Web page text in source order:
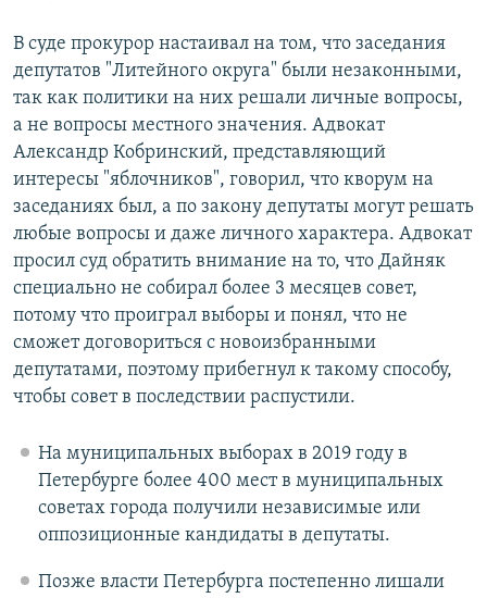
В суде прокурор настаивал на том, что заседания
депутатов "Литейного округа" были незаконными,
так как политики на них решали личные вопросы,
а не вопросы местного значения. Адвокат
Александр Кобринский, представляющий
интересы "яблочников", говорил, что кворум на
заседаниях был, а по закону депутаты могут решать
любые вопросы и даже личного характера. Адвокат
просил суд обратить внимание на то, что Дайняк
специально не собирал более 3 месяцев совет,
потому что проиграл выборы и понял, что не
сможет договориться с новоизбранными
депутатами, поэтому прибегнул к такому способу,
чтобы совет в последствии распустили.
На муниципальных выборах в 2019 году в
Петербурге более 400 мест в муниципальных
советах города получили независимые или
оппозиционные кандидаты в депутаты.
Позже власти Петербурга постепенно лишали